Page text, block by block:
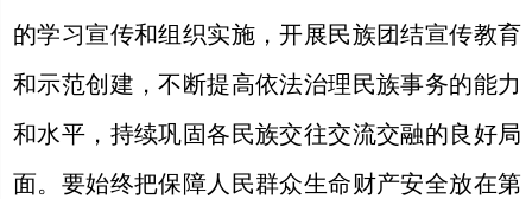
的学习宣传和组织实施，开展民族团结宣传教育
和示范创建，不断提高依法治理民族事务的能力
和水平，持续巩固各民族交往交流交融的良好局
面。要始终把保障人民群众生命财产安全放在第